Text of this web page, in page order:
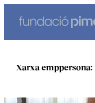
contingut
Xarxa